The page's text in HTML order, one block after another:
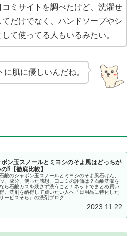
コミサイトを調べたけど、洗濯せ
てだけでなく、ハンドソープやシ
て使ってる人もいるみたい。
に肌に優しいんだね。
ボン玉スノールとミヨシのそよ風はどっちが
⁉【徹底比較】
鹸のシャボン玉スノールとミヨシのそよ風石けん、
、成分、使った感想、口コミの評価は？石鹸洗濯を
ら石鹸カスを残さず洗うこと！ネットでまとめ買い
。洗剤を納得して買いたい人へ『日用品に特化した
ービスそら』の洗剤ブログ
2023.11.22